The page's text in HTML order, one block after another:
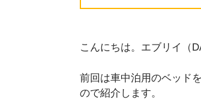
こんにちは。エブリイ（
前回は車中泊用のベッド
ので紹介します。